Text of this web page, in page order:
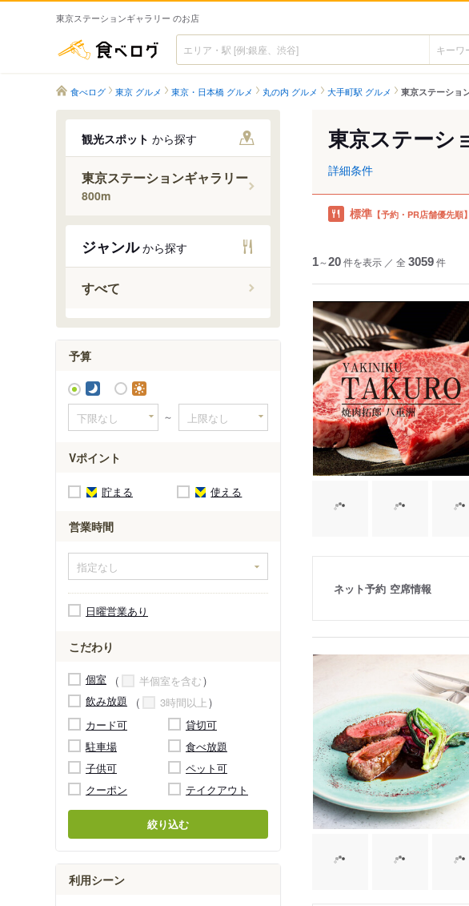
東京ステーションギャラリー のお店
食べログ
食べログ 東京 グルメ 東京・日本橋 グルメ 丸の内 グルメ 大手町駅 グルメ 東京ステーショ
観光スポット から探す
東京ステーションギャラリー
800m
ジャンルから探す
すべて
予算
～
Vポイント
貯まる 使える
営業時間
日曜営業あり
こだわり
個室
半個室を含む
飲み放題
3時間以上
カード可
貸切可
駐車場
食べ放題
子供可
ペット可
クーポン
テイクアウト
絞り込む
利用シーン
東京ステーシ
詳細条件
標準 【予約・PR店舗優先順】
1～20件を表示 ／ 全 3059件
ネット予約 空席情報